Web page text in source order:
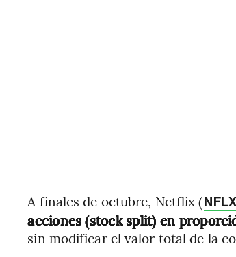
A finales de octubre, Netflix (NFLX
acciones (stock split) en
sin modificar el valor total de la